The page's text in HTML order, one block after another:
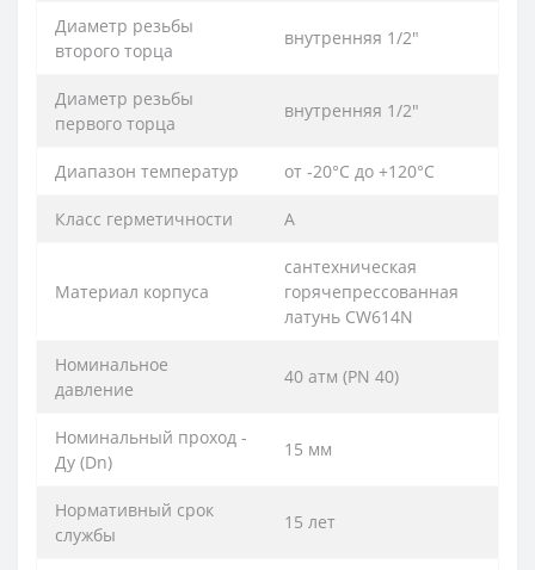
Диаметр резьбы
второго торца
внутренняя 1/2″
Диаметр резьбы
первого торца
внутренняя 1/2″
Диапазон температур от -20°С до +120°С
Класс герметичности А
Материал корпуса
сантехническая
горячепрессованная
латунь CW614N
Номинальное
давление
40 атм (PN 40)
Номинальный проход -
Ду (Dn)
15 мм
Нормативный срок
службы
15 лет